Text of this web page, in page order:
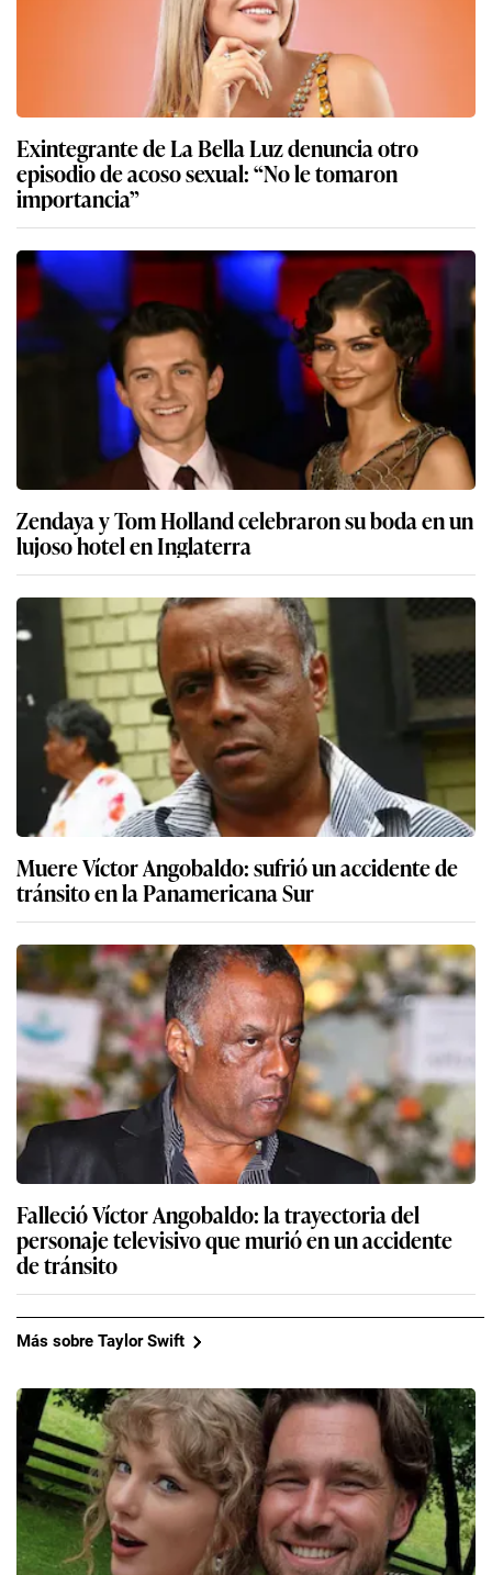
Exintegrante de La Bella Luz denuncia otro
episodio de acoso sexual: “No le tomaron
importancia”
Zendaya y Tom Holland celebraron su boda en un
lujoso hotel en Inglaterra
Muere Víctor Angobaldo: sufrió un accidente de
tránsito en la Panamericana Sur
Falleció Víctor Angobaldo: la trayectoria del
personaje televisivo que murió en un accidente
de tránsito
Más sobre Taylor Swift